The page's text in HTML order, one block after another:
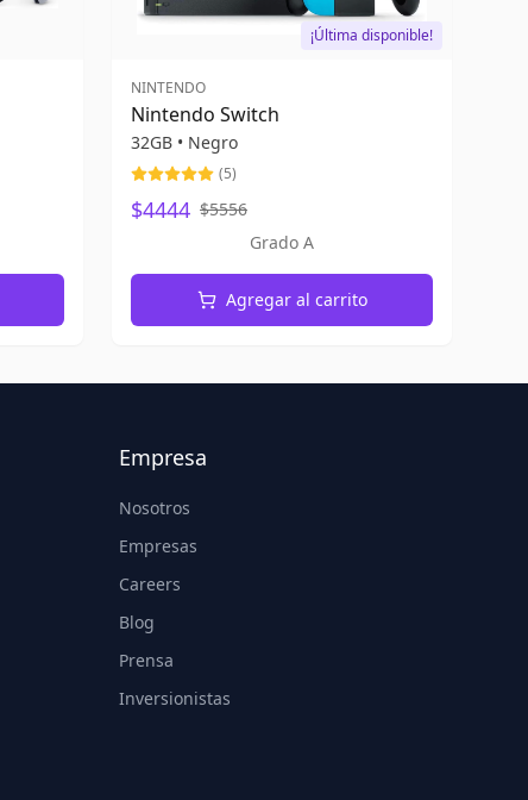
¡Última disponible!
NINTENDO
Nintendo Switch
32GB • Negro
(5)
$4444 $5556
Grado A
Agregar al carrito
Empresa
Nosotros
Empresas
Careers
Blog
Prensa
Inversionistas